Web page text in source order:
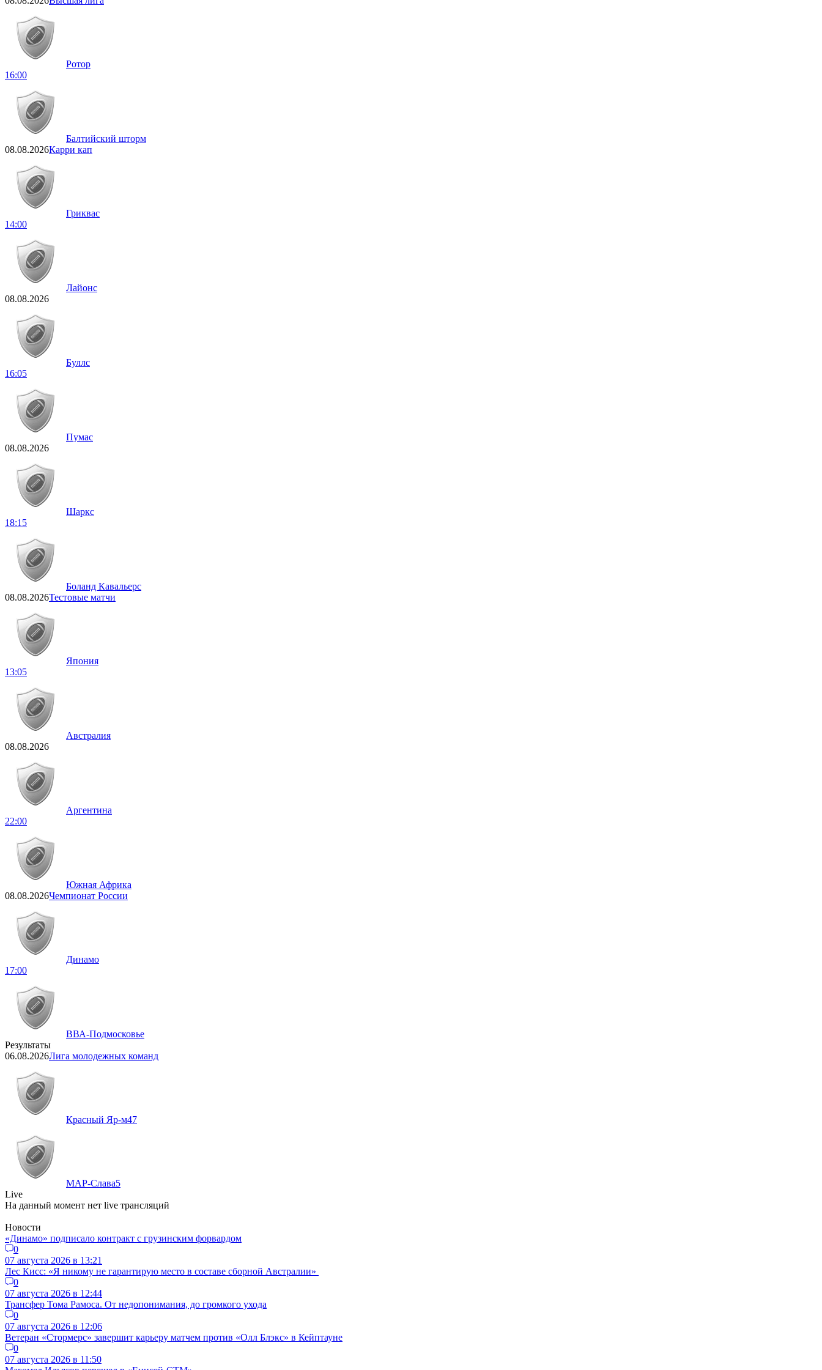
Ротор
16:00
Балтийский шторм
08.08.2026Карри кап
Гриквас
14:00
Лайонс
08.08.2026
Буллс
16:05
Пумас
08.08.2026
Шаркс
18:15
Боланд Кавальерс
08.08.2026Тестовые матчи
Япония
13:05
Австралия
08.08.2026
Аргентина
22:00
Южная Африка
08.08.2026Чемпионат России
Динамо
17:00
ВВА-Подмосковье
Результаты
06.08.2026Лига молодежных команд
Красный Яр-м47
МАР-Слава5
Live
На данный момент нет live трансляций
Новости
«Динамо» подписало контракт с грузинским форвардом
0
07 августа 2026 в 13:21
Лес Кисс: «Я никому не гарантирую место в составе сборной Австралии»
0
07 августа 2026 в 12:44
Трансфер Тома Рамоса. От недопонимания, до громкого ухода
0
07 августа 2026 в 12:06
Ветеран «Стормерс» завершит карьеру матчем против «Олл Блэкс» в Кейптауне
0
07 августа 2026 в 11:50